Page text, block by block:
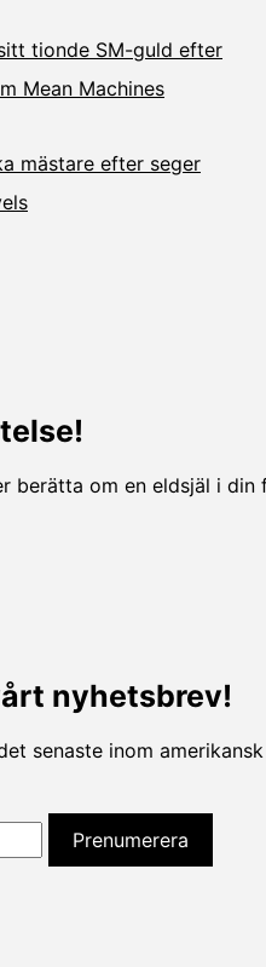
tionde SM-guld efter
Mean Machines
mästare efter seger
berätta om en eldsjäl i din
nyhetsbrev!
senaste inom